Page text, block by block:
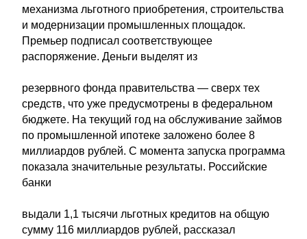
механизма льготного приобретения, строительства
и модернизации промышленных площадок.
Премьер подписал соответствующее
распоряжение. Деньги выделят из
резервного фонда правительства — сверх тех
средств, что уже предусмотрены в федеральном
бюджете. На текущий год на обслуживание займов
по промышленной ипотеке заложено более 8
миллиардов рублей. С момента запуска программа
показала значительные результаты. Российские
банки
выдали 1,1 тысячи льготных кредитов на общую
сумму 116 миллиардов рублей, рассказал